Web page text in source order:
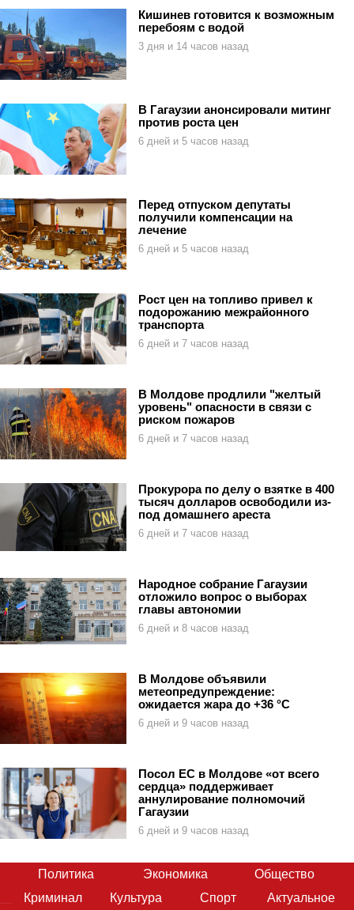
Кишинев готовится к возможным
перебоям с водой
3 дня и 14 часов назад
В Гагаузии анонсировали митинг
против роста цен
6 дней и 5 часов назад
Перед отпуском депутаты
получили компенсации на
лечение
6 дней и 5 часов назад
Рост цен на топливо привел к
подорожанию межрайонного
транспорта
6 дней и 7 часов назад
В Молдове продлили "желтый
уровень" опасности в связи с
риском пожаров
6 дней и 7 часов назад
Прокурора по делу о взятке в 400
тысяч долларов освободили из-
под домашнего ареста
6 дней и 7 часов назад
Народное собрание Гагаузии
отложило вопрос о выборах
главы автономии
6 дней и 8 часов назад
В Молдове объявили
метеопредупреждение:
ожидается жара до +36 °C
6 дней и 9 часов назад
Посол ЕС в Молдове «от всего
сердца» поддерживает
аннулирование полномочий
Гагаузии
6 дней и 9 часов назад
Политика Экономика
Общество
Криминал
Культура Спорт Актуальное